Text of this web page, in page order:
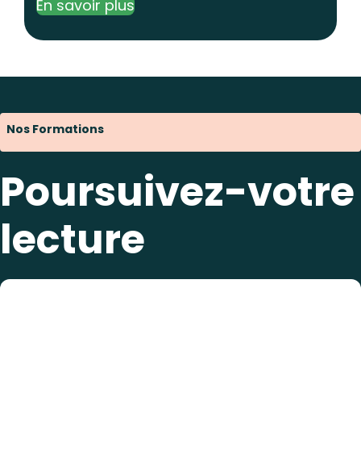
En savoir plus
Nos Formations
Poursuivez-votre
lecture